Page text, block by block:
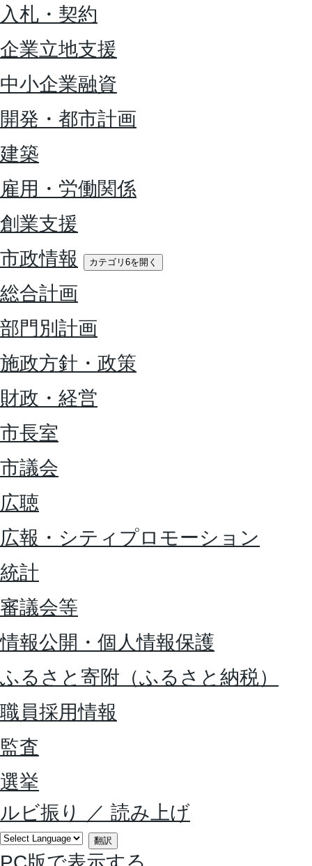
入札・契約
企業立地支援
中小企業融資
開発・都市計画
建築
雇用・労働関係
創業支援
市政情報
カテゴリ6を開く
総合計画
部門別計画
施政方針・政策
財政・経営
市長室
市議会
広聴
広報・シティプロモーション
統計
審議会等
情報公開・個人情報保護
ふるさと寄附（ふるさと納税）
職員採用情報
監査
選挙
ルビ振り
／ 読み上げ
翻訳